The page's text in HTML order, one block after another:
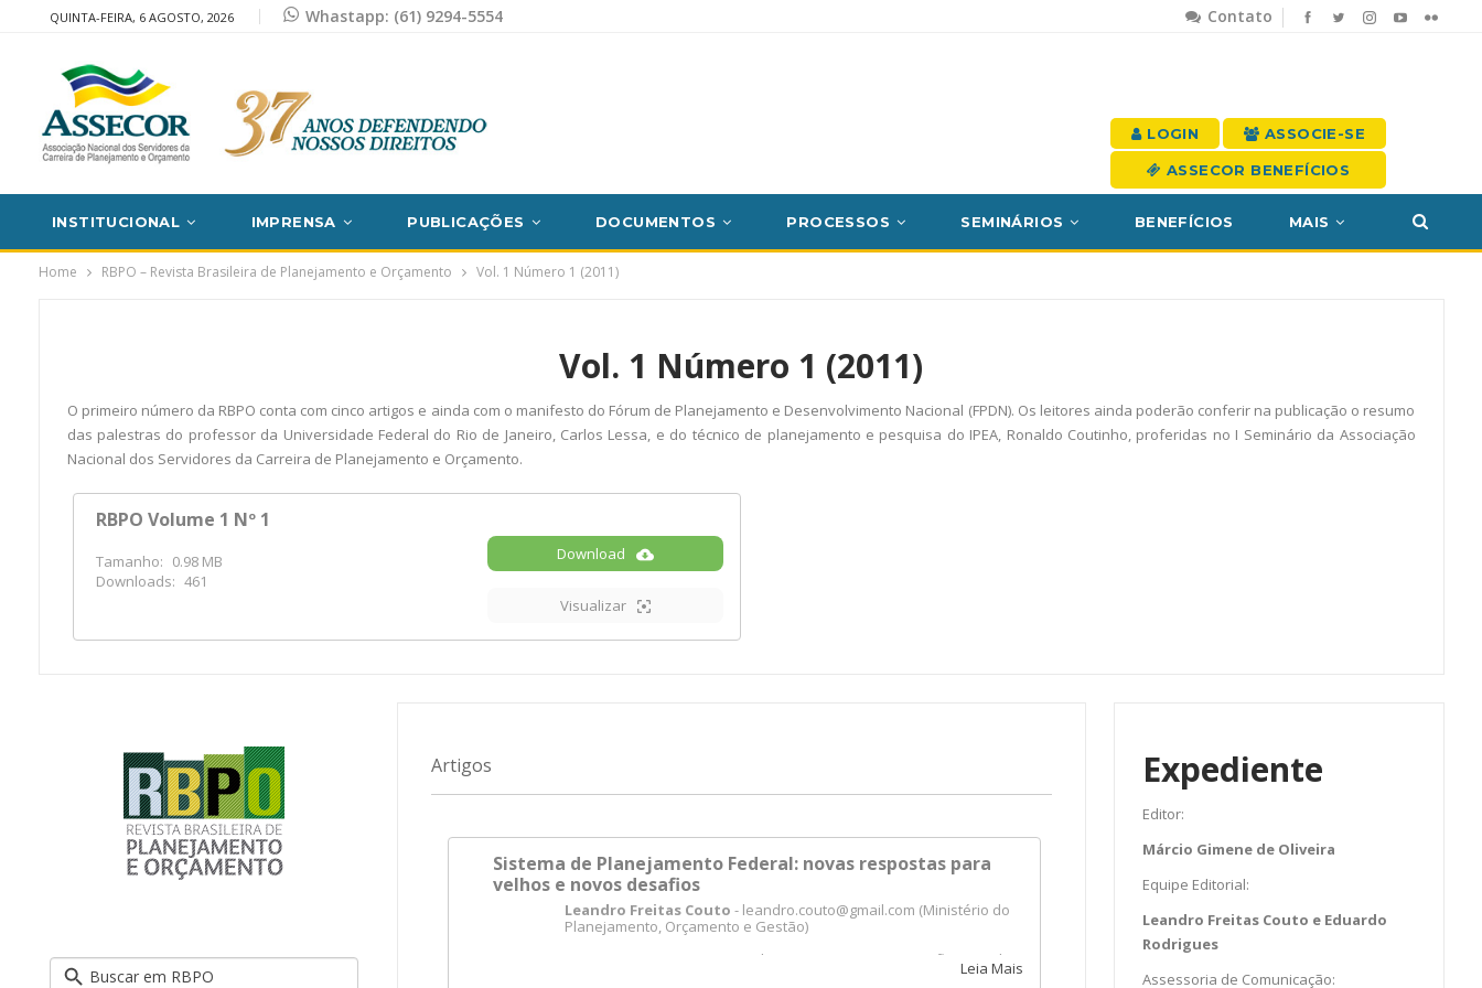
Contato
QUINTA-FEIRA, 6 AGOSTO, 2026 Whastapp: (61) 9294-5554
LOGIN ASSOCIE-SE
ASSECOR BENEFÍCIOS
INSTITUCIONAL IMPRENSA PUBLICAÇÕES DOCUMENTOS PROCESSOS SEMINÁRIOS BENEFÍCIOS MAIS
Home RBPO – Revista Brasileira de Planejamento e Orçamento Vol. 1 Número 1 (2011)
Vol. 1 Número 1 (2011)
O primeiro número da RBPO conta com cinco artigos e ainda com o manifesto do Fórum de Planejamento e Desenvolvimento Nacional (FPDN). Os leitores ainda poderão conferir na publicação o resumo
das palestras do professor da Universidade Federal do Rio de Janeiro, Carlos Lessa, e do técnico de planejamento e pesquisa do IPEA, Ronaldo Coutinho, proferidas no I Seminário da Associação
Nacional dos Servidores da Carreira de Planejamento e Orçamento.
RBPO Volume 1 Nº 1
Tamanho: 0.98 MB
Downloads: 461
Download
Visualizar
Artigos
Sistema de Planejamento Federal: novas respostas para
velhos e novos desafios
Leandro Freitas Couto - leandro.couto@gmail.com (Ministério do
Planejamento, Orçamento e Gestão)
O presente artigo objetiva apresentar uma reflexão sobre
o sistema de planejamento federal, resgatando seu histórico eLeia Mais
Expediente
Editor:
Márcio Gimene de Oliveira
Equipe Editorial:
Leandro Freitas Couto e Eduardo
Rodrigues
Assessoria de Comunicação: